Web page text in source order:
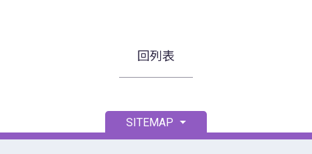
回列表
SITEMAP